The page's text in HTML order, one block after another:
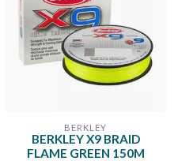
BERKLEY
BERKLEY X9 BRAID
FLAME GREEN 150M